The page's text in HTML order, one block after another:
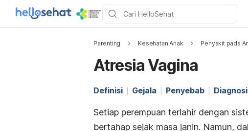
Parenting Kesehatan Anak Penyakit pada
Atresia Vagina
Definisi Gejala Penyebab
Setiap perempuan terlahir dengan
bertahap sejak masa janin. Namun,